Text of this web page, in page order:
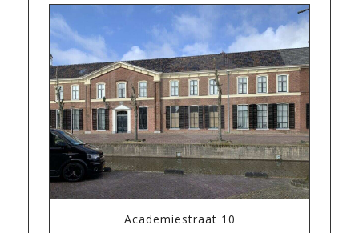
Academiestraat 10